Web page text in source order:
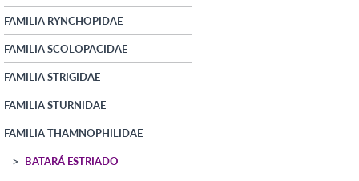
FAMILIA RYNCHOPIDAE
FAMILIA SCOLOPACIDAE
FAMILIA STRIGIDAE
FAMILIA STURNIDAE
FAMILIA THAMNOPHILIDAE
BATARÁ ESTRIADO